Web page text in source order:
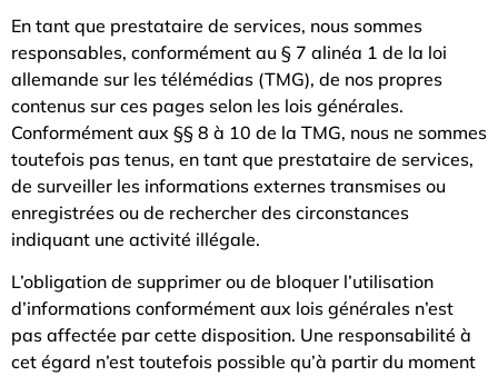
En tant que prestataire de services, nous sommes
responsables, conformément au § 7 alinéa 1 de la loi
allemande sur les télémédias (TMG), de nos propres
contenus sur ces pages selon les lois générales.
Conformément aux §§ 8 à 10 de la TMG, nous ne sommes
toutefois pas tenus, en tant que prestataire de services,
de surveiller les informations externes transmises ou
enregistrées ou de rechercher des circonstances
indiquant une activité illégale.
L’obligation de supprimer ou de bloquer l’utilisation
d’informations conformément aux lois générales n’est
pas affectée par cette disposition. Une responsabilité à
cet égard n’est toutefois possible qu’à partir du moment